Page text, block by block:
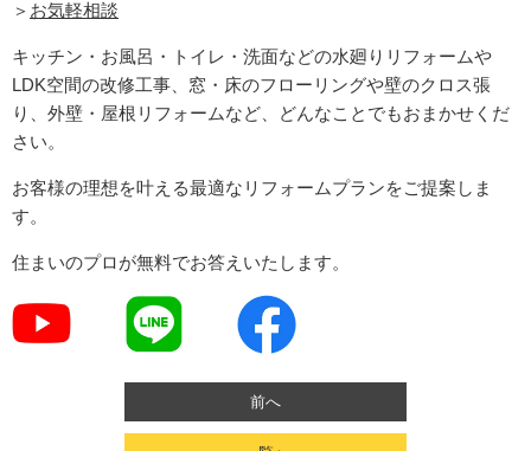
＞ お気軽相談
キッチン・お風呂・トイレ・洗面などの水廻りリフォームや
LDK空間の改修工事、窓・床のフローリングや壁のクロス張
り、外壁・屋根リフォームなど、どんなことでもおまかせくだ
さい。
お客様の理想を叶える最適なリフォームプランをご提案しま
す。
住まいのプロが無料でお答えいたします。
前へ